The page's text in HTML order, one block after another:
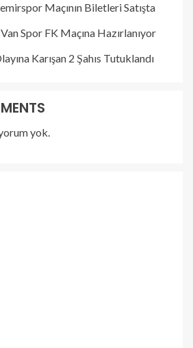
Maçının Biletleri Satışta
Spor FK Maçına Hazırlanıyor
Karışan 2 Şahıs Tutuklandı
yok.